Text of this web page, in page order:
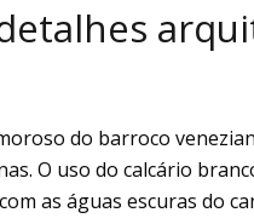
do barroco
O uso do calcário
as águas escuras do